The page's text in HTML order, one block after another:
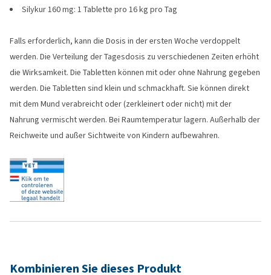
Silykur 160 mg: 1 Tablette pro 16 kg pro Tag
Falls erforderlich, kann die Dosis in der ersten Woche verdoppelt
werden. Die Verteilung der Tagesdosis zu verschiedenen Zeiten erhöht
die Wirksamkeit. Die Tabletten können mit oder ohne Nahrung gegeben
werden. Die Tabletten sind klein und schmackhaft. Sie können direkt
mit dem Mund verabreicht oder (zerkleinert oder nicht) mit der
Nahrung vermischt werden. Bei Raumtemperatur lagern. Außerhalb der
Reichweite und außer Sichtweite von Kindern aufbewahren.
Kombinieren Sie dieses Produkt